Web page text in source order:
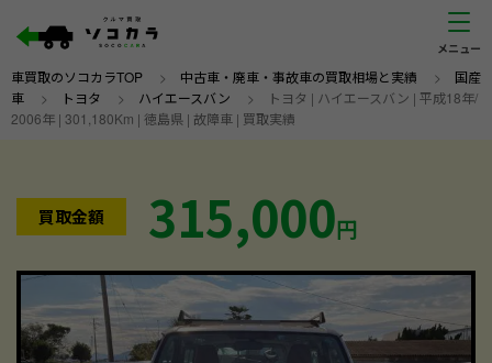
車買取のソコカラTOP > 中古車・廃車・事故車の買取相場と実績 > 国産
車 > トヨタ > ハイエースバン >
トヨタ | ハイエースバン | 平成18年/
2006年 | 301,180Km | 徳島県 | 故障車 | 買取実績
買取金額 315,000円